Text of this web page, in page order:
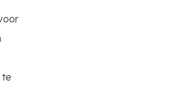
te